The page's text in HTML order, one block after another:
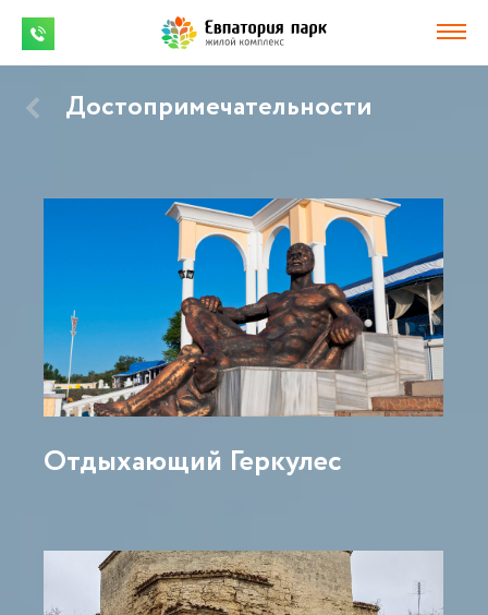
Достопримечательности
Отдыхающий Геркулес